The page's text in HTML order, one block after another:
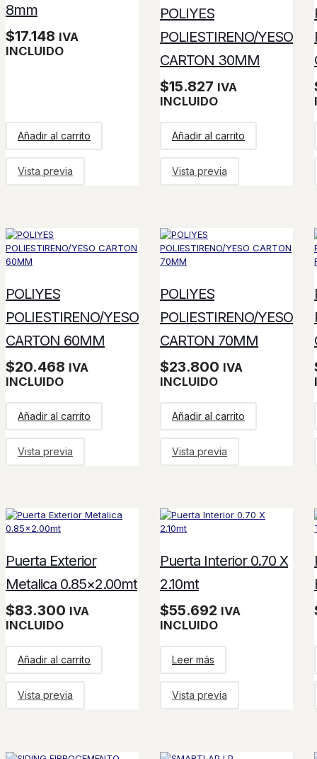
8mm
$17.148 IVA
INCLUIDO
Añadir al carrito
Vista previa
POLIYES
POLIESTIRENO/YESO
CARTON 30MM
$15.827 IVA
INCLUIDO
Añadir al carrito
Vista previa
POLIYES
POLIESTIRENO/YESO
CARTON 60MM
$20.468 IVA
INCLUIDO
Añadir al carrito
Vista previa
POLIYES
POLIESTIRENO/YESO
CARTON 70MM
$23.800 IVA
INCLUIDO
Añadir al carrito
Vista previa
Puerta Exterior
Metalica 0.85×2.00mt
$83.300 IVA
INCLUIDO
Añadir al carrito
Vista previa
Puerta Interior 0.70 X
2.10mt
$55.692 IVA
INCLUIDO
Leer más
Vista previa